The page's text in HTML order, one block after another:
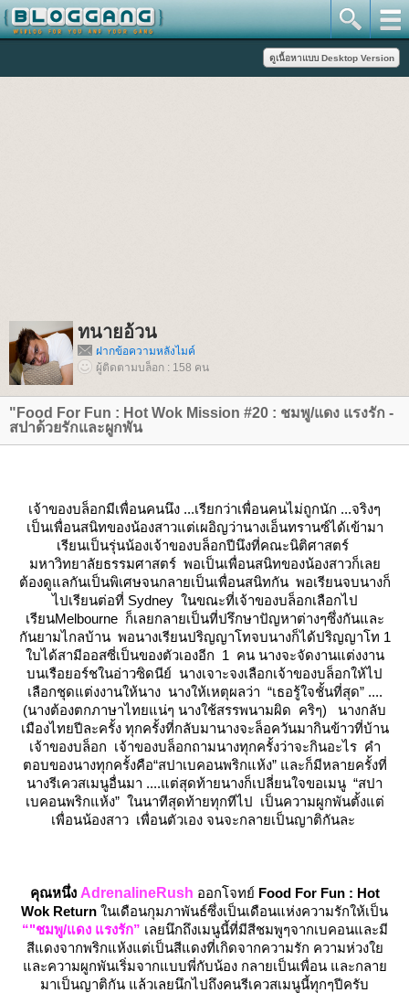
ทนายอ้วน
ฝากข้อความหลังไมค์
ผู้ติดตามบล็อก : 158 คน
"Food For Fun : Hot Wok Mission #20 : ชมพู/แดง แรงรัก -
สปาด้วยรักและผูกพัน
เจ้าของบล็อกมีเพื่อนคนนึง ...เรียกว่าเพื่อนคนไม่ถูกนัก ...จริงๆ
เป็นเพื่อนสนิทของน้องสาวแต่เผอิญว่านางเอ็นทรานซ์ได้เข้ามา
เรียนเป็นรุ่นน้องเจ้าของบล็อกปีนึงที่คณะนิติศาสตร์
มหาวิทยาลัยธรรมศาสตร์ พอเป็นเพื่อนสนิทของน้องสาวก็เล
ต้องดูแลกันเป็นพิเศษจนกลายเป็นเพื่อนสนิทกัน พอเรียนจบนางก็
ไปเรียนต่อที่ Sydney นขณะที่เจ้าของบล็อกเลือกไป
เรียนMelbourne ก็เลยกลายเป็นที่ปรึกษาปัญหาต่างๆซึ่งกันและ
กันยามไกลบ้าน พอนางเรียนปริญญาโทจบนางก็ได้ปริญญาโท 1
บได้สามีออสซี่เป็นของตัวเองอีก 1 คน นางจะจัดงานแต่งงาน
บนเรือยอร์ชในอ่าวซิดนีย์ นางเจาะจงเลือกเจ้าของบล็อกให้ไป
เลือกชุดแต่งงานให้นาง นางให้เหตุผลว่า “เธอรู้ใจชั้นที่สุด” ....
(นางต้องตกภาษาไทยแน่ๆ นางใช้สรรพนามผิด คริๆ) นางกลับ
เมืองไทยปีละครั้ง ทุกครั้งที่กลับมานางจะล็อควันมากินข้าวที่บ้าน
เจ้าของบล็อก เจ้าของบล็อกถามนางทุกครั้งว่าจะกินอะไร คำ
ตอบของนางทุกครั้งคือ“สปาเบคอนพริกแห้ง” และก็มีหลายครั้งที่
นางรีเควสเมนูอื่นมา ....แต่สุดท้ายนางก็เปลี่ยนใจขอเมนู “สปา
เบคอนพริกแห้ง” ในนาทีสุดท้ายทุกทีไป เป็นความผูกพันตั้งแต่
เพื่อนน้องสาว เพื่อนตัวเอง จนจะกลายเป็นญาติกันละ
คุณหนึ่ง AdrenalineRush ออกโจทย์ Food For Fun : Hot
Wok Return นเดือนกุมภาพันธ์ซึ่งเป็นเดือนแห่งความรักให้เป็น
“"ชมพู/แดง แรงรัก” เลยนึกถึงเมนูนี้ที่มีสีชมพูๆจากเบคอนและมี
สีแดงจากพริกแห้งแต่เป็นสีแดงที่เกิดจากความรัก ความห่วง
ละความผูกพันเริ่มจากแบบพี่กับน้อง กลายเป็นเพื่อน และกลา
มาเป็นญาติกัน แล้วเลยนึกไปถึงคนรีเควสเมนูนี้ทุกๆปีครับ